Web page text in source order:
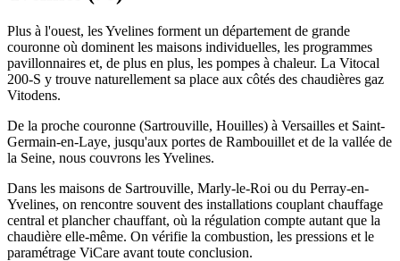
Plus à l'ouest, les Yvelines forment un département de grande
couronne où dominent les maisons individuelles, les programmes
pavillonnaires et, de plus en plus, les pompes à chaleur. La Vitocal
200-S y trouve naturellement sa place aux côtés des chaudières gaz
Vitodens.
De la proche couronne (Sartrouville, Houilles) à Versailles et Saint-
Germain-en-Laye, jusqu'aux portes de Rambouillet et de la vallée de
la Seine, nous couvrons les Yvelines.
Dans les maisons de Sartrouville, Marly-le-Roi ou du Perray-en-
Yvelines, on rencontre souvent des installations couplant chauffage
central et plancher chauffant, où la régulation compte autant que la
chaudière elle-même. On vérifie la combustion, les pressions et le
paramétrage ViCare avant toute conclusion.